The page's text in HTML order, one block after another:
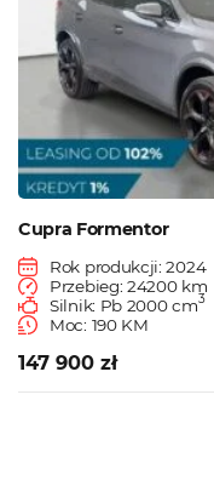
Cupra Formentor
Rok produkcji: 2024
Przebieg: 24200 km
Silnik: Pb 2000 cm3
Moc: 190 KM
147 900 zł